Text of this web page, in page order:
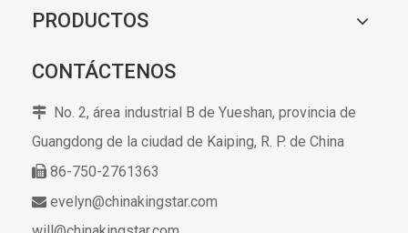
PRODUCTOS
CONTÁCTENOS
 No. 2, área industrial B de Yueshan, provincia de
Guangdong de la ciudad de Kaiping, R. P. de China
 86-750-2761363
 evelyn@chinakingstar.com